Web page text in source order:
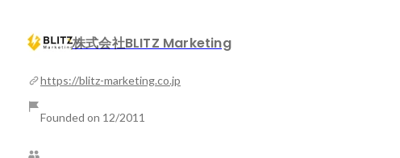
株式会社BLITZ Marketing
https://blitz-marketing.co.jp
Founded on 12/2011